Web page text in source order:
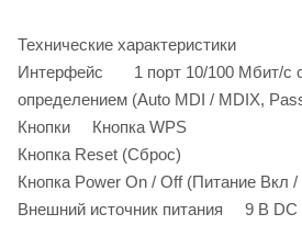
Технические характеристики
Интерфейс 1 порт 10/100 Мбит/с с
определением (Auto MDI / MDIX,
Кнопки Кнопка WPS
Кнопка Reset (Сброс)
Кнопка Power On / Off (Питание Вкл
Внешний источник питания 9 В DC